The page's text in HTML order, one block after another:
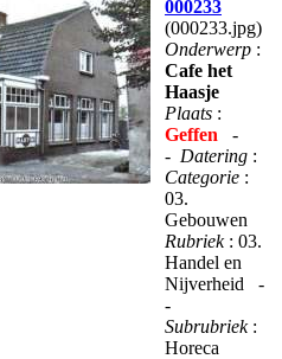
000233
(000233.jpg)
Onderwerp :
Cafe het
Haasje
Plaats :
Geffen -
- Datering :
Categorie :
03.
Gebouwen
Rubriek : 03.
Handel en
Nijverheid -
-
Subrubriek :
Horeca